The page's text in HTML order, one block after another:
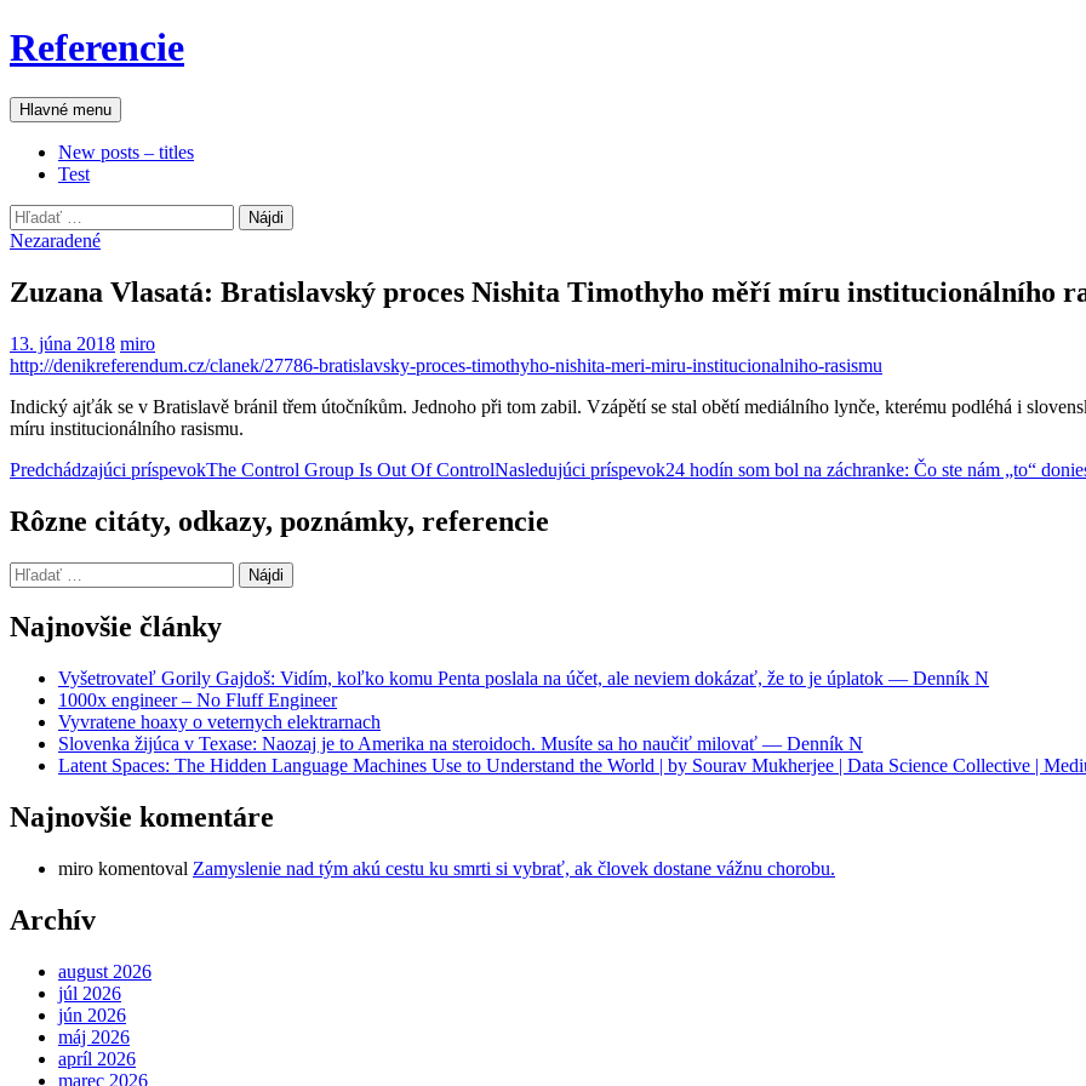
Preskočiť
na
Referencie
Hľadať
Hlavné menu
New posts – titles
Test
Hľadať:
Nezaradené
Zuzana Vlasatá: Bratislavský proces Nishita Timothyho měří míru institucionálního
13. júna 2018 miro
http://denikreferendum.cz/clanek/27786-bratislavsky-proces-timothyho-nishita-meri-miru-institucionalniho-rasismu
Indický ajťák se v Bratislavě bránil třem útočníkům. Jednoho při tom zabil. Vzápětí se stal obětí mediálního lynče, kterému podléhá i
míru institucionálního rasismu.
Navigácia
článkami
Predchádzajúci príspevokThe Control Group Is Out Of ControlNasledujúci príspevok24 hodín som bol na záchranke: Čo ste nám „to“
Rôzne citáty, odkazy, poznámky, referencie
Hľadať:
Najnovšie články
Vyšetrovateľ Gorily Gajdoš: Vidím, koľko komu Penta poslala na účet, ale neviem dokázať, že to je úplatok — Denník N
1000x engineer – No Fluff Engineer
Vyvratene hoaxy o veternych elektrarnach
Slovenka žijúca v Texase: Naozaj je to Amerika na steroidoch. Musíte sa ho naučiť milovať — Denník N
Latent Spaces: The Hidden Language Machines Use to Understand the World | by Sourav Mukherjee | Data Science Collective |
Najnovšie komentáre
miro komentoval Zamyslenie nad tým akú cestu ku smrti si vybrať, ak človek dostane vážnu chorobu.
Archív
august 2026
júl 2026
jún 2026
máj 2026
apríl 2026
marec 2026